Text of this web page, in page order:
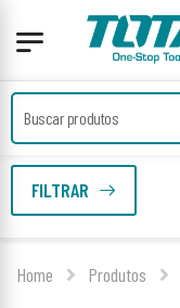
Home Produtos
FILTRAR